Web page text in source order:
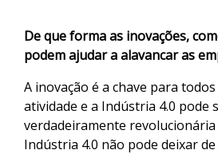
De que forma as inovações,
podem ajudar a alavancar as
A inovação é a chave para
atividade e a Indústria 4.0 pode
verdadeiramente revolucionária
Indústria 4.0 não pode deixar